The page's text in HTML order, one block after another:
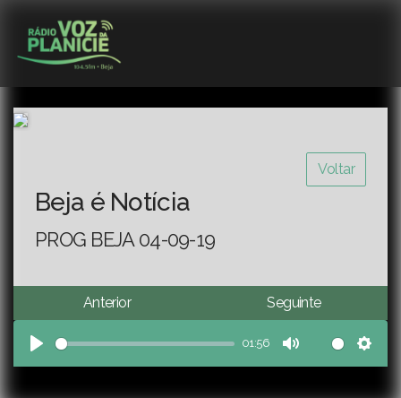
Voltar
Beja é Notícia
PROG BEJA 04-09-19
Anterior Seguinte
Play
01:56
Mute